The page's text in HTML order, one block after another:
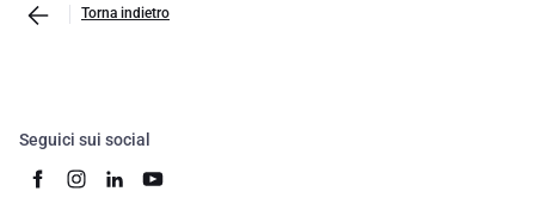
Torna indietro
Seguici sui social